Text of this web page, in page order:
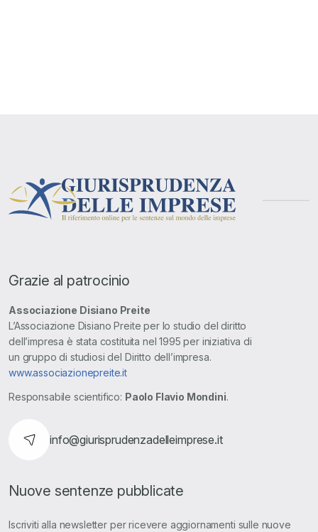
Grazie al patrocinio
Associazione Disiano Preite
L’Associazione Disiano Preite per lo studio del diritto
dell’impresa è stata costituita nel 1995 per iniziativa di
un gruppo di studiosi del Diritto dell’impresa.
www.associazionepreite.it
Responsabile scientifico: Paolo Flavio Mondini.
info@giurisprudenzadelleimprese.it
Nuove sentenze pubblicate
Iscriviti alla newsletter per ricevere aggiornamenti sulle nuove